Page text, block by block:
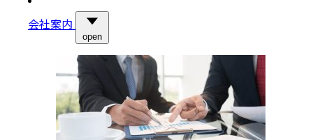
会社案内
open